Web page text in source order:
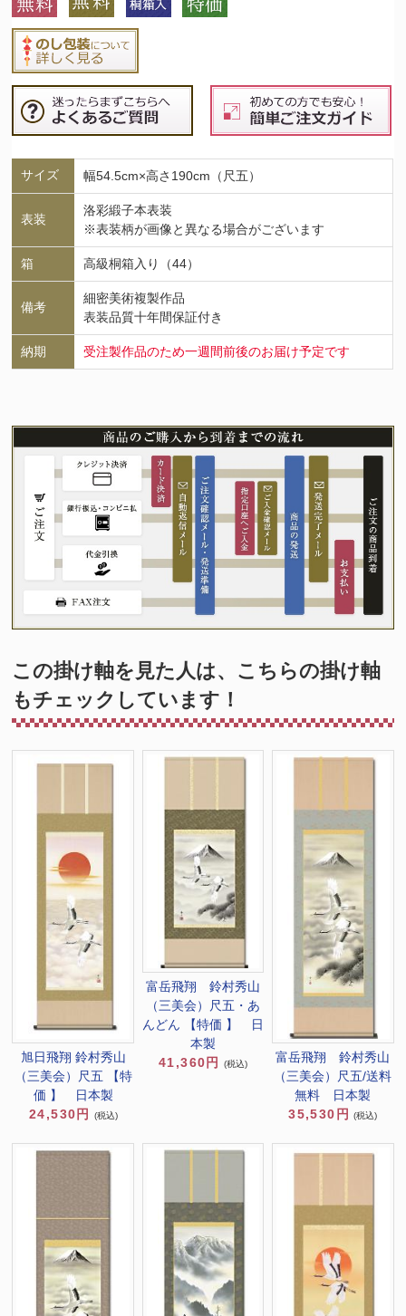
サイズ 幅54.5cm×高さ190cm（尺五）
表装
洛彩緞子本表装
※表装柄が画像と異なる場合がございます
箱 高級桐箱入り（44）
備考
細密美術複製作品
表装品質十年間保証付き
納期 受注製作品のため一週間前後のお届け予定です
この掛け軸を見た人は、こちらの掛け軸
もチェックしています！
旭日飛翔 鈴村秀山
（三美会）尺五 【特
価 】 日本製
24,530円
(税込)
富岳飛翔 鈴村秀山
（三美会）尺五・あ
んどん 【特価 】 日
本製
41,360円
(税込)
富岳飛翔 鈴村秀山
（三美会）尺五/送料
無料 日本製
35,530円
(税込)